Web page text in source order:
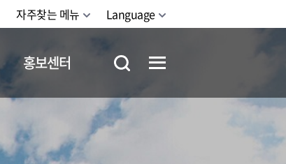
자주찾는 메뉴 Language
홍보센터